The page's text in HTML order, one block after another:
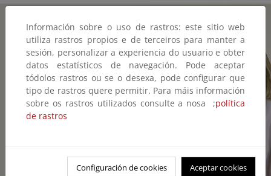
SARA
AAGESEN
MUÑOZ
Vicepresidenta tercera del Gobierno de
España y Ministra para la Transición
Saber más
Información sobre o uso de rastros: este sitio web
utiliza rastros propios e de terceiros para manter a
sesión, personalizar a experiencia do usuario e obter
datos estatísticos de navegación. Pode aceptar
tódolos rastros ou se o desexa, pode configurar que
tipo de rastros quere permitir. Para máis información
sobre os rastros utilizados consulte a nosa ;política
de rastros
Configuración de cookies Aceptar cookies